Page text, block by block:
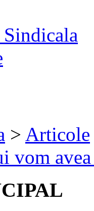
> Articole
vom